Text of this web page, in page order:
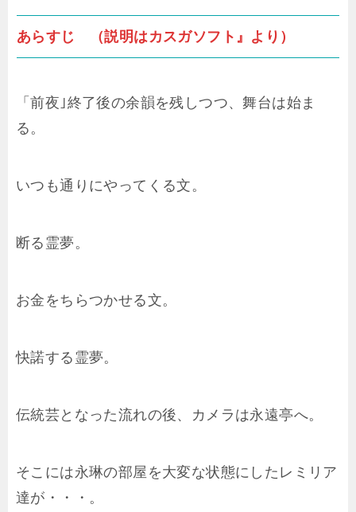
あらすじ （説明はカスガソフト』より）
「前夜｣終了後の余韻を残しつつ、舞台は始ま
る。
いつも通りにやってくる文。
断る霊夢。
お金をちらつかせる文。
快諾する霊夢。
伝統芸となった流れの後、カメラは永遠亭へ。
そこには永琳の部屋を大変な状態にしたレミリア
達が・・・。